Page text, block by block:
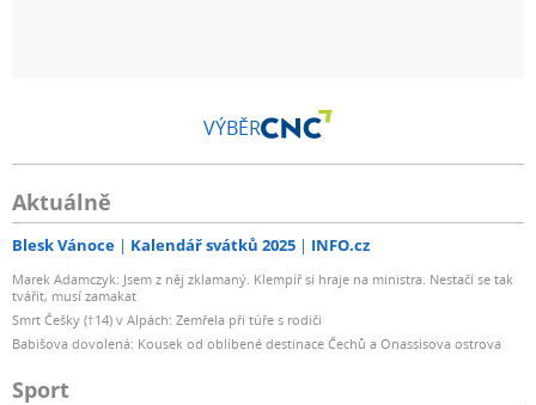
VÝBĚR
Aktuálně
Blesk Vánoce Kalendář svátků 2025 INFO.cz
Marek Adamczyk: Jsem z něj zklamaný. Klempíř si hraje na ministra. Nestačí se tak
tvářit, musí zamakat
Smrt Češky (†14) v Alpách: Zemřela při túře s rodiči
Babišova dovolená: Kousek od oblíbené destinace Čechů a Onassisova ostrova
Sport